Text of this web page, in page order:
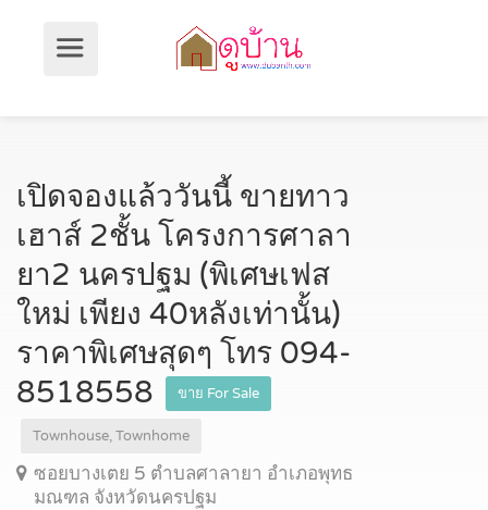
เปิดจองแล้ววันนี้ ขายทาว
เฮาส์ 2ชั้น โครงการศาลา
ยา2 นครปฐม (พิเศษเฟส
ใหม่ เพียง 40หลังเท่านั้น)
ราคาพิเศษสุดๆ โทร 094-
8518558
ขาย For Sale
Townhouse, Townhome
ซอยบางเตย 5 ตำบลศาลายา อำเภอพุทธ
มณฑล จังหวัดนครปฐม